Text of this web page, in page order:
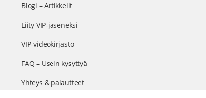
Blogi – Artikkelit
Liity VIP-jäseneksi
VIP-videokirjasto
FAQ – Usein kysyttyä
Yhteys & palautteet